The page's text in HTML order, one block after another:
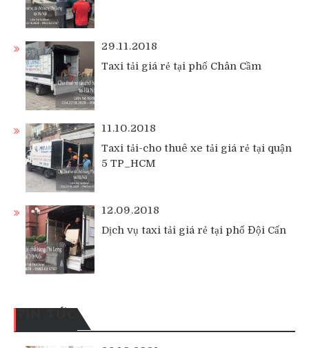
29.11.2018
Taxi tải giá rẻ tại phố Chân Cầm
11.10.2018
Taxi tải-cho thuê xe tải giá rẻ tại quận
5 TP_HCM
12.09.2018
Dịch vụ taxi tải giá rẻ tại phố Đội Cấn
TIN TỨC